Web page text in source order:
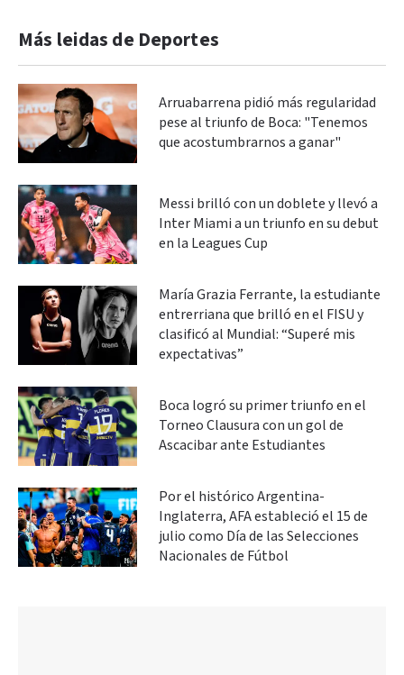
Más leidas de Deportes
Arruabarrena pidió más regularidad
pese al triunfo de Boca: "Tenemos
que acostumbrarnos a ganar"
Messi brilló con un doblete y llevó a
Inter Miami a un triunfo en su debut
en la Leagues Cup
María Grazia Ferrante, la estudiante
entrerriana que brilló en el FISU y
clasificó al Mundial: “Superé mis
expectativas”
Boca logró su primer triunfo en el
Torneo Clausura con un gol de
Ascacibar ante Estudiantes
Por el histórico Argentina-
Inglaterra, AFA estableció el 15 de
julio como Día de las Selecciones
Nacionales de Fútbol